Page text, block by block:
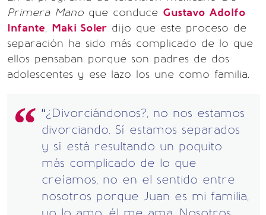
Primera Mano que conduce Gustavo Adolfo
Infante, Maki Soler dijo que este proceso de
separación ha sido más complicado de lo que
ellos pensaban porque son padres de dos
adolescentes y ese lazo los une como familia.
“¿Divorciándonos?, no nos estamos
divorciando. Sí estamos separados
y sí está resultando un poquito
más complicado de lo que
creíamos, no en el sentido entre
nosotros porque Juan es mi familia,